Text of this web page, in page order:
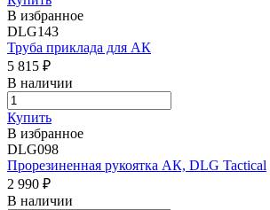
В избранное
DLG143
Труба приклада для АК
5 815 ₽
В наличии
Купить
В избранное
DLG098
Прорезиненная рукоятка АК, DLG Tactical
2 990 ₽
В наличии